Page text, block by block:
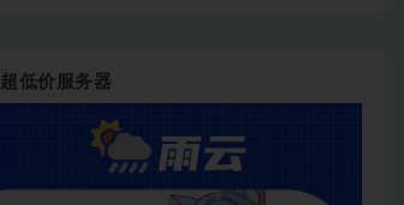
超低价服务器